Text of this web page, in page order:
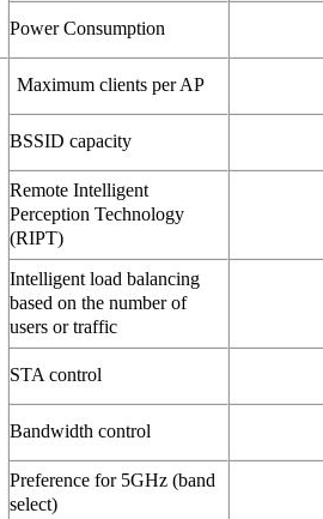
Power Consumption
Maximum clients per AP
BSSID capacity
Remote Intelligent
Perception Technology
(RIPT)
Intelligent load balancing
based on the number of
users or traffic
STA control
Bandwidth control
Preference for 5GHz (band
select)